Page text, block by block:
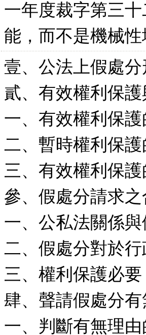
一年度裁字第三
能，而不是機械
壹、公法上假處
貳、有效權利保
一、有效權利保
二、暫時權利保
三、有效權利保
參、假處分請求
一、公私法關係
二、假處分對於
三、權利保護必要
肆、聲請假處分
一、判斷有無理